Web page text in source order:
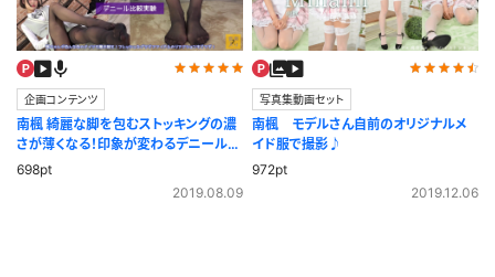
企画コンテンツ
南楓 綺麗な脚を包むストッキングの濃
さが薄くなる！印象が変わるデニール比
較実験
698pt
2019.08.09
写真集動画セット
南楓 モデルさん自前のオリジナルメ
イド服で撮影♪
972pt
2019.12.06